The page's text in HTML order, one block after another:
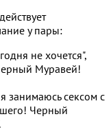
у пары:
не хочется",
Муравей!
занимаюсь сексом с
Черный